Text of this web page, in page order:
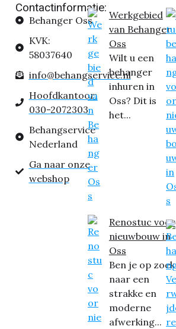
Contactinformatie:
Behanger Oss
KVK:
58037640
info@behangservice.nl
Hoofdkantoor:
030-2072303
Behangservice
Nederland
Ga naar onze
webshop
Werkgebied
van Behanger
Oss
Wilt u een
behanger
inhuren in
Oss? Dit is
het...
Renostuc voor
nieuwbouw in
Oss
Ben je op zoek
naar een
strakke en
moderne
afwerking...